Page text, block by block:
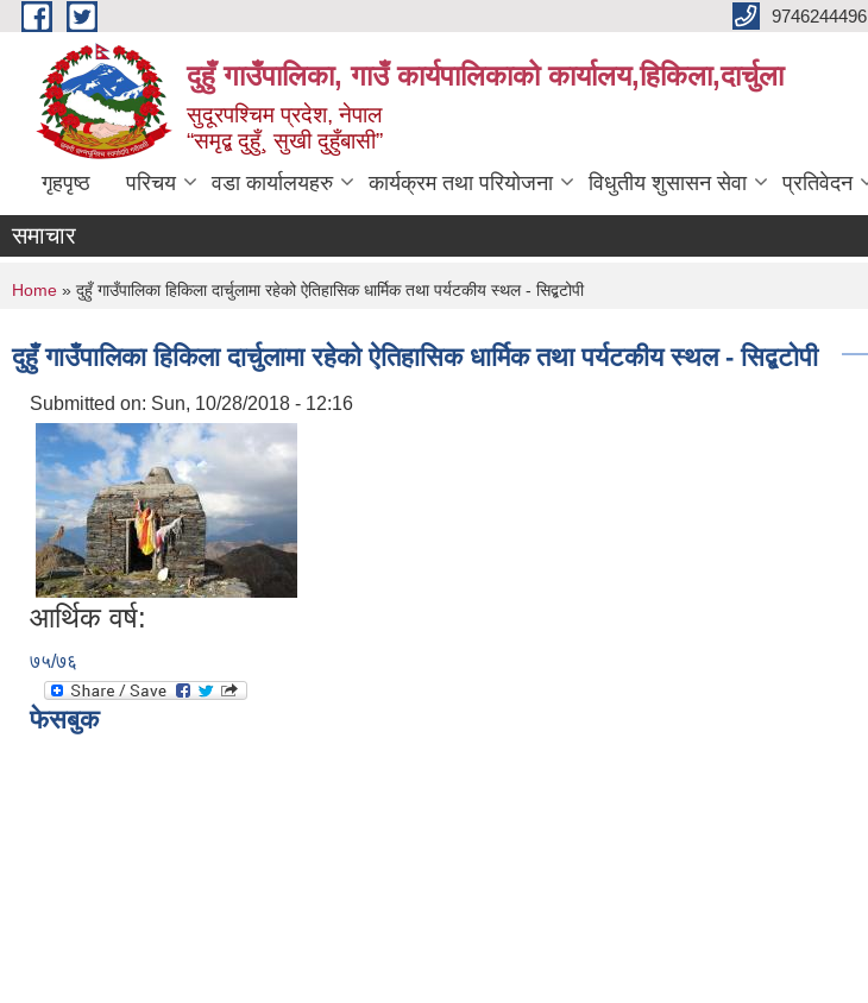
Skip to main content 9746244496
दुहुँ गाउँपालिका, गाउँ कार्यपालिकाको कार्यालय,हिकिला,दार्चुला
सुदूरपश्चिम प्रदेश, नेपाल
“समृद्ब दुहुँ¸ सुखी दुहुँबासी”
गृहपृष्ठ परिचय वडा कार्यालयहरु कार्यक्रम तथा परियोजना विधुतीय शुसासन सेवा प्रतिवेदन
समाचार
You are here
Home » दुहुँ गाउँपालिका हिकिला दार्चुलामा रहेको ऐतिहासिक धार्मिक तथा पर्यटकीय स्थल - सिद्बटोपी
दुहुँ गाउँपालिका हिकिला दार्चुलामा रहेको ऐतिहासिक धार्मिक तथा पर्यटकीय स्थल - सिद्बटोपी
Submitted on: Sun, 10/28/2018 - 12:16
आर्थिक वर्ष:
७५/७६
फेसबुक